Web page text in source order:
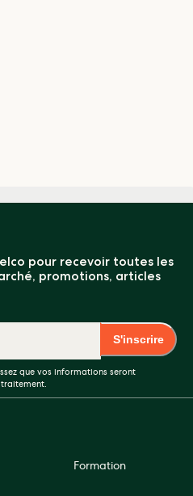
Formation
pour recevoir toutes les
promotions, articles
S'inscrire
que vos informations seront